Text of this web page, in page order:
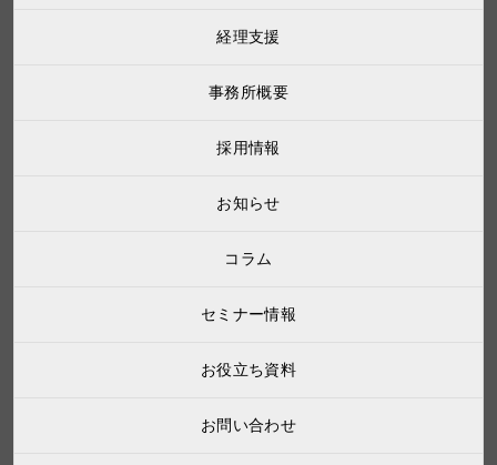
経理支援
事務所概要
採用情報
お知らせ
コラム
セミナー情報
お役立ち資料
お問い合わせ